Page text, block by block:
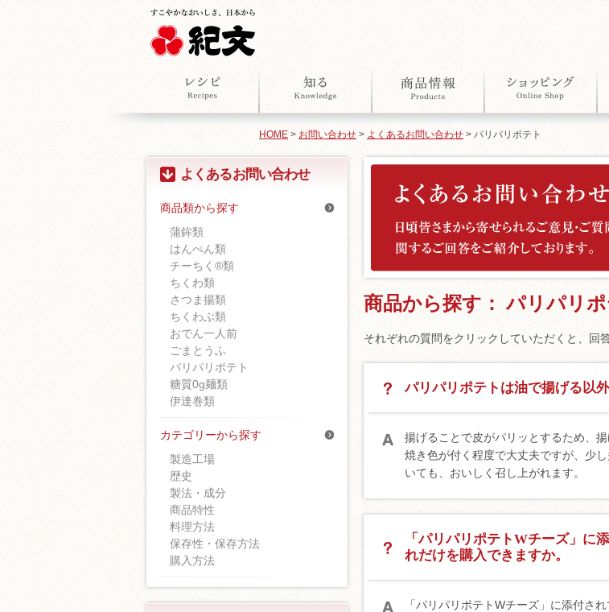
HOME > お問い合わせ > よくあるお問い合わせ > パリパリポテト
商品から探す： パリパリポ
それぞれの質問をクリックしていただくと、回
パリパリポテトは油で揚げる以
揚げることで皮がパリッとするため、
焼き色が付く程度で大丈夫ですが、少
いても、おいしく召し上がれます。
「パリパリポテトWチーズ」に
れだけを購入できますか。
「パリパリポテトWチーズ」に添付さ
よくあるお問い合わせ
商品類から探す
蒲鉾類
はんぺん類
チーちく®類
ちくわ類
さつま揚類
ちくわぶ類
おでん一人前
ごまとうふ
パリパリポテト
糖質0g麺類
伊達巻類
カテゴリーから探す
製造工場
歴史
製法・成分
商品特性
料理方法
保存性・保存方法
購入方法